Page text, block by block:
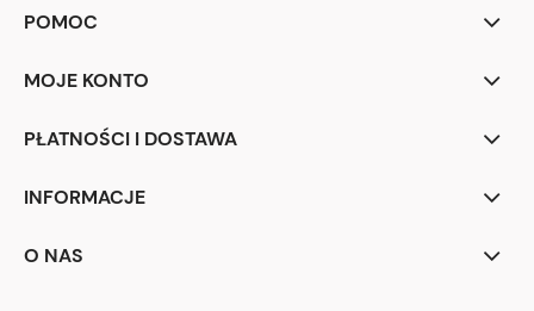
POMOC
MOJE KONTO
PŁATNOŚCI I DOSTAWA
INFORMACJE
O NAS